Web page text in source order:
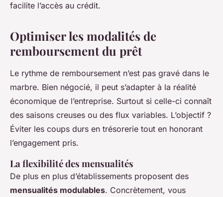
facilite l’accès au crédit.
Optimiser les modalités de
remboursement du prêt
Le rythme de remboursement n’est pas gravé dans le
marbre. Bien négocié, il peut s’adapter à la réalité
économique de l’entreprise. Surtout si celle-ci connaît
des saisons creuses ou des flux variables. L’objectif ?
Éviter les coups durs en trésorerie tout en honorant
l’engagement pris.
La flexibilité des mensualités
De plus en plus d’établissements proposent des
mensualités modulables. Concrètement, vous